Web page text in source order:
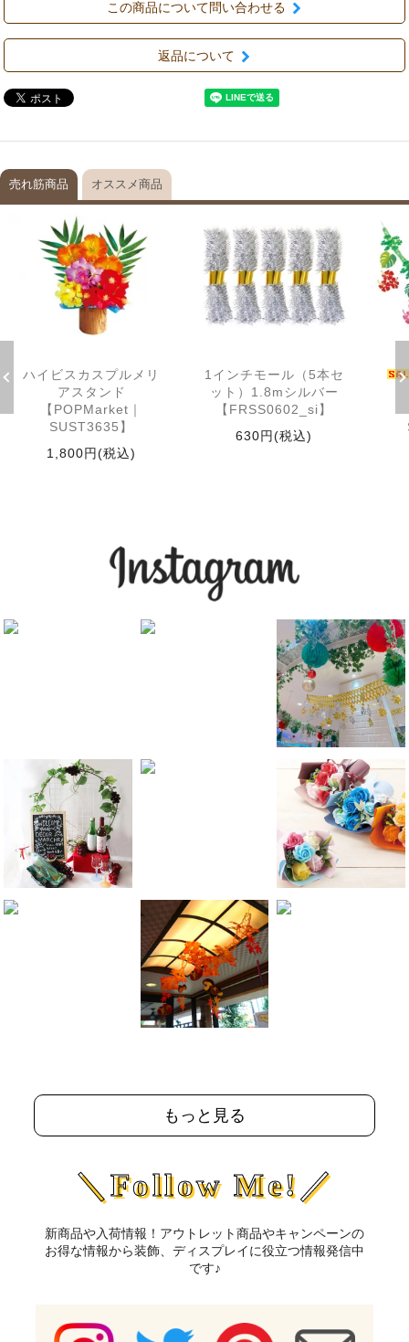
この商品について問い合わせる
返品について
売れ筋商品 オススメ商品
ハイビスカスプルメリ
アスタンド
【POPMarket｜
SUST3635】
1,800円(税込)
1インチモール（5本セ
ット）1.8mシルバー
【FRSS0602_si】
630円(税込)
もっと見る
＼Follow Me!／
新商品や入荷情報！アウトレット商品やキャンペーンの
お得な情報から装飾、ディスプレイに役立つ情報発信中
です♪